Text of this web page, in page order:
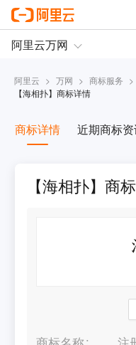
阿里云 > 万网 > 商标服务 >
【海相扑】商标详情
商标详情 近期商标
【海相扑】商